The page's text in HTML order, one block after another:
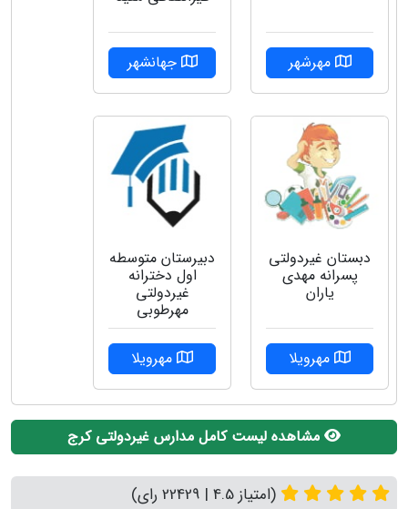
مهرشهر جهانشهر
دبستان غیردولتی
پسرانه مهدی
یاران
مهرویلا
دبیرستان متوسطه
اول دخترانه
غیردولتی
مهرطوبی
مهرویلا
مشاهده لیست کامل مدارس غیردولتی کرج
(امتیاز 4.5 | 22429 رای)